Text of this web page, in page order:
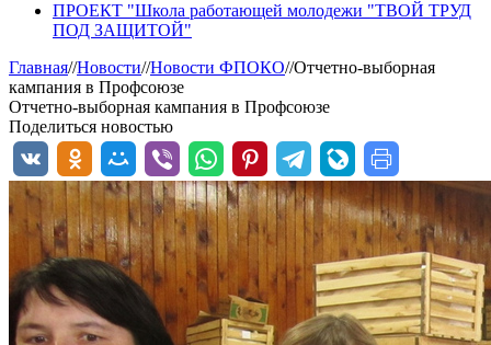
ПРОЕКТ "Школа работающей молодежи "ТВОЙ ТРУД
ПОД ЗАЩИТОЙ"
Главная//Новости//Новости ФПОКО//Отчетно-выборная
кампания в Профсоюзе
Отчетно-выборная кампания в Профсоюзе
Поделиться новостью